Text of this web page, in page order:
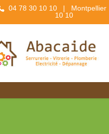
04 78 30 10 10 | Montpellier
10 10